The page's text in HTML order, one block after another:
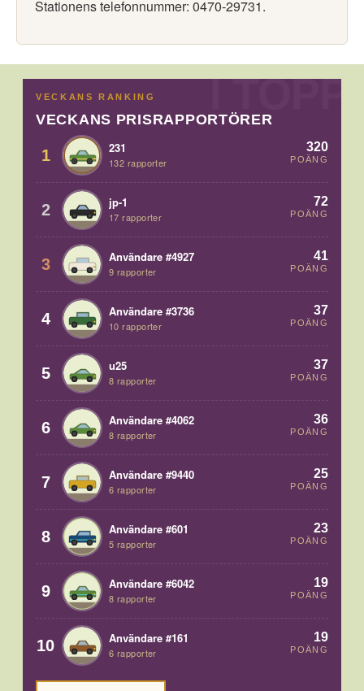
Stationens telefonnummer: 0470-29731.
VECKANS RANKING
VECKANS PRISRAPPORTÖRER
1 231
132 rapporter
320
POÄNG
2 jp-1
17 rapporter
72
POÄNG
3 Användare #4927
9 rapporter
41
POÄNG
4 Användare #3736
10 rapporter
37
POÄNG
5 u25
8 rapporter
37
POÄNG
6 Användare #4062
8 rapporter
36
POÄNG
7 Användare #9440
6 rapporter
25
POÄNG
8 Användare #601
5 rapporter
23
POÄNG
9 Användare #6042
8 rapporter
19
POÄNG
10 Användare #161
6 rapporter
19
POÄNG